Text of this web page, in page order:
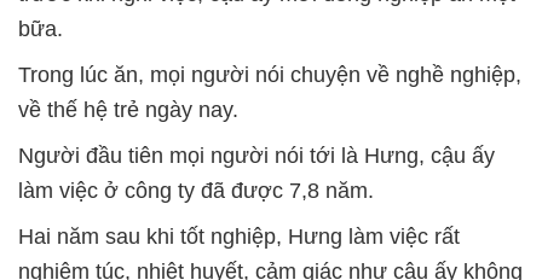
bữa.
Trong lúc ăn, mọi người nói chuyện về nghề nghiệp,
về thế hệ trẻ ngày nay.
Người đầu tiên mọi người nói tới là Hưng, cậu ấy
làm việc ở công ty đã được 7,8 năm.
Hai năm sau khi tốt nghiệp, Hưng làm việc rất
nghiêm túc, nhiệt huyết, cảm giác như cậu ấy không